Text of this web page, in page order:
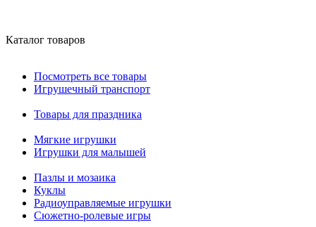
Каталог товаров
Посмотреть все товары
Игрушечный транспорт
Товары для праздника
Мягкие игрушки
Игрушки для малышей
Пазлы и мозаика
Куклы
Радиоуправляемые игрушки
Сюжетно-ролевые игры